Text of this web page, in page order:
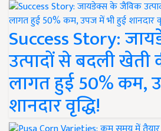
Success Story:
उत्पादों से बदली खेती
लागत हुई 50% कम,
शानदार वृद्धि!